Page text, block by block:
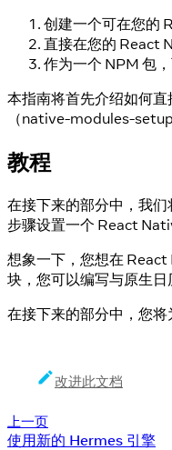
创建一个可在您的
直接在您的 React
作为一个 NPM 包
本指南将首先介绍如何
（native-modules-setup
教程
在接下来的部分中，我
步骤设置一个 React
想象一下，您想在
块，您可以编写与原生
在接下来的部分中，您将
改进此文档
上一页
使用新的 Hermes 引擎